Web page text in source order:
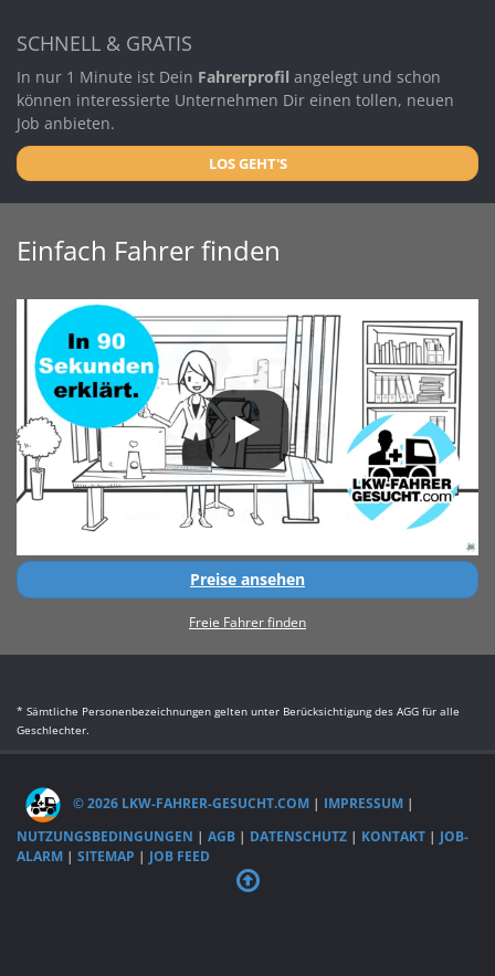
SCHNELL & GRATIS
In nur 1 Minute ist Dein Fahrerprofil angelegt und schon
können interessierte Unternehmen Dir einen tollen, neuen
Job anbieten.
LOS GEHT'S
Einfach Fahrer finden
Preise ansehen
Freie Fahrer finden
* Sämtliche Personenbezeichnungen gelten unter Berücksichtigung des AGG für alle
Geschlechter.
© 2026 LKW-FAHRER-GESUCHT.COM | IMPRESSUM |
NUTZUNGSBEDINGUNGEN | AGB | DATENSCHUTZ | KONTAKT | JOB-
ALARM | SITEMAP | JOB FEED